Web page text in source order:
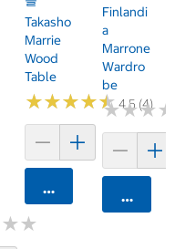
★★
★★
Takasho
Marrie
Wood
Table
★★★★★
★★★★★ 4.5 (4)
카트에 담기
Finlandi
A
Marrone
Wardro
Be
★★★
★★★
카트에